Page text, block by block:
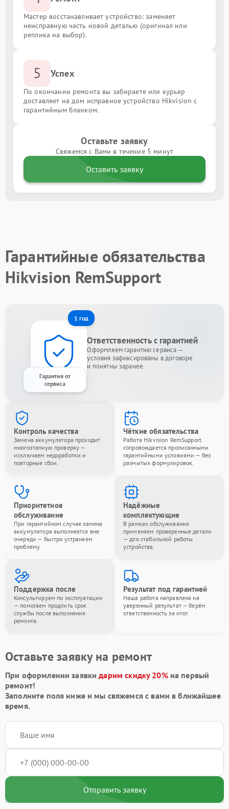
Мастер восстанавливает устройство: заменяет
неисправную часть новой деталью (оригинал или
реплика на выбор).
5 Успех
По окончании ремонта вы забираете или курьер
доставляет на дом исправное устройство Hikvision с
гарантийным бланком.
Оставьте заявку
Свяжемся с Вами в течение 5 минут
Оставить заявку
Гарантийные обязательства
Hikvision RemSupport
1 год
Гарантия от
сервиса
Ответственность с гарантией
Оформляем гарантию сервиса —
условия зафиксированы в договоре
и понятны заранее.
Контроль качества
Замена аккумулятора проходит
многоэтапную проверку —
исключаем недоработки и
повторные сбои.
Чёткие обязательства
Работа Hikvision RemSupport
сопровождается прописанными
гарантийными условиями — без
размытых формулировок.
Приоритетное
обслуживание
При гарантийном случае замена
аккумулятора выполняется вне
очереди — быстро устраняем
проблему.
Надёжные
комплектующие
В рамках обслуживания
применяем проверенные детали
— для стабильной работы
устройства.
Поддержка после
Консультируем по эксплуатации
— помогаем продлить срок
службы после выполнения
ремонта.
Результат под гарантией
Наша работа направлена на
уверенный результат — берём
ответственность за итог.
Оставьте заявку на ремонт
При оформлении заявкидарим скидку 20%на первый
ремонт!
Заполните поля ниже и мы свяжемся с вами в ближайшее
время.
Отправить заявку